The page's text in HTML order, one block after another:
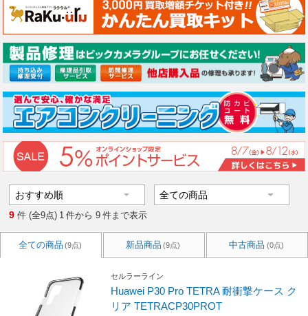
9 件 (全9点) 1 件から 9 件まで表示
全ての商品 (9点) 新品商品 (9点) 中古商品 (0点)
セルラーライン
Huawei P30 Pro TETRA 耐衝撃ケース ク
リア TETRACP30PROT